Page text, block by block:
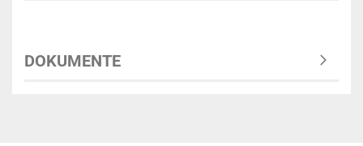
DOKUMENTE